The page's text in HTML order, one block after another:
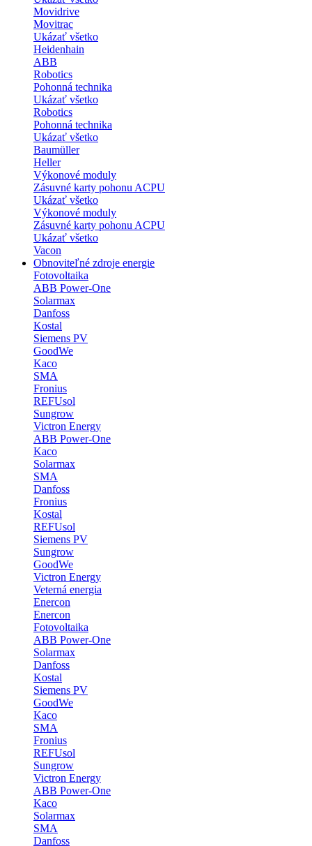
Movidrive
Movitrac
Ukázať všetko
Heidenhain
ABB
Robotics
Pohonná technika
Ukázať všetko
Robotics
Pohonná technika
Ukázať všetko
Baumüller
Heller
Výkonové moduly
Zásuvné karty pohonu ACPU
Ukázať všetko
Výkonové moduly
Zásuvné karty pohonu ACPU
Ukázať všetko
Vacon
Obnoviteľné zdroje energie
Fotovoltaika
ABB Power-One
Solarmax
Danfoss
Kostal
Siemens PV
GoodWe
Kaco
SMA
Fronius
REFUsol
Sungrow
Victron Energy
ABB Power-One
Kaco
Solarmax
SMA
Danfoss
Fronius
Kostal
REFUsol
Siemens PV
Sungrow
GoodWe
Victron Energy
Veterná energia
Enercon
Enercon
Fotovoltaika
ABB Power-One
Solarmax
Danfoss
Kostal
Siemens PV
GoodWe
Kaco
SMA
Fronius
REFUsol
Sungrow
Victron Energy
ABB Power-One
Kaco
Solarmax
SMA
Danfoss